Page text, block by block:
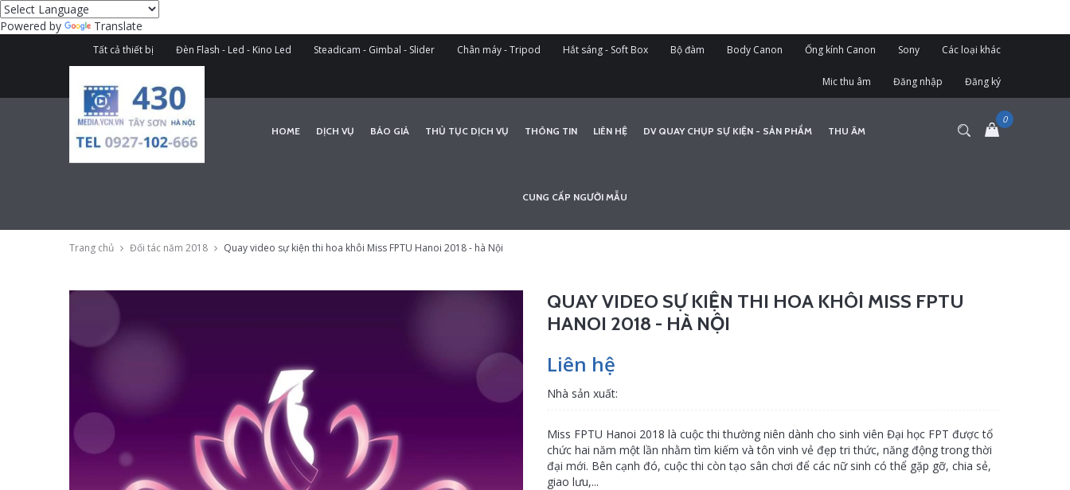
Powered by Translate
Tất cả thiết bị Đèn Flash - Led - Kino Led Steadicam - Gimbal - Slider Chân máy - Tripod Hắt sáng - Soft Box Bộ đàm Body Canon Ống kính Canon Sony Các loại khác
Mic thu âm Đăng nhập Đăng ký
HOME DỊCH VỤ BÁO GIÁ THỦ TỤC DỊCH VỤ THÔNG TIN LIÊN HỆ DV QUAY CHỤP SỰ KIỆN - SẢN PHẨM THU ÂM
CUNG CẤP NGƯỜI MẪU
Trang chủ Đối tác năm 2018 Quay video sự kiện thi hoa khôi Miss FPTU Hanoi 2018 - hà Nội
QUAY VIDEO SỰ KIỆN THI HOA KHÔI MISS FPTU
HANOI 2018 - HÀ NỘI
Liên hệ
Nhà sản xuất:
Miss FPTU Hanoi 2018 là cuộc thi thường niên dành cho sinh viên Đại học FPT được tổ
chức hai năm một lần nhằm tìm kiếm và tôn vinh vẻ đẹp tri thức, năng động trong thời
đại mới. Bên cạnh đó, cuộc thi còn tạo sân chơi để các nữ sinh có thể gặp gỡ, chia sẻ,
giao lưu,...